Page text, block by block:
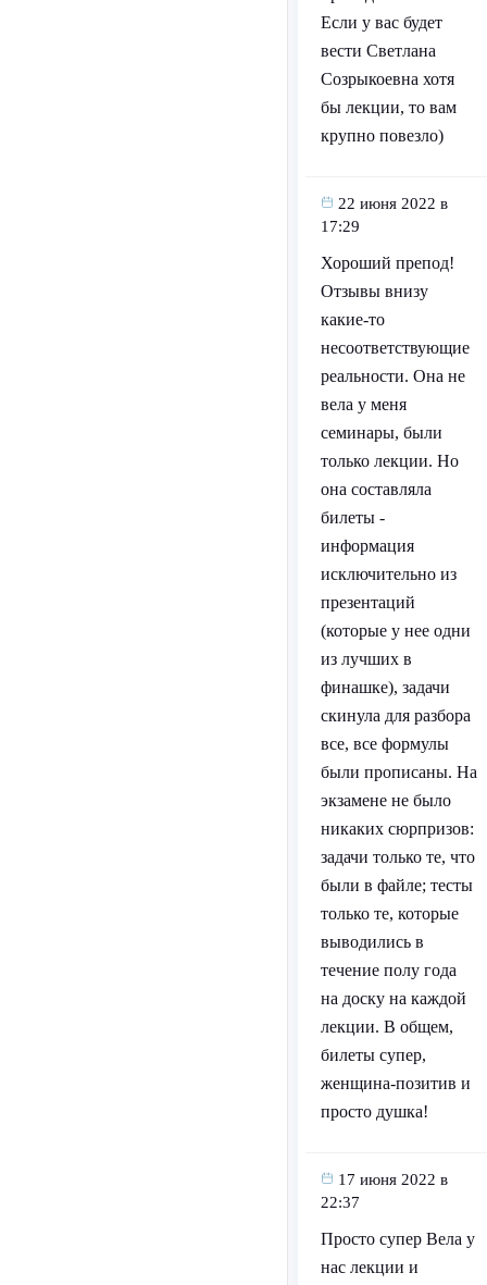
Если у вас будет
вести Светлана
Созрыкоевна хотя
бы лекции, то вам
крупно повезло)
22 июня 2022 в
17:29
Хороший препод!
Отзывы внизу
какие-то
несоответствующие
реальности. Она не
вела у меня
семинары, были
только лекции. Но
она составляла
билеты -
информация
исключительно из
презентаций
(которые у нее одни
из лучших в
финашке), задачи
скинула для разбора
все, все формулы
были прописаны. На
экзамене не было
никаких сюрпризов:
задачи только те, что
были в файле; тесты
только те, которые
выводились в
течение полу года
на доску на каждой
лекции. В общем,
билеты супер,
женщина-позитив и
просто душка!
17 июня 2022 в
22:37
Просто супер Вела у
нас лекции и